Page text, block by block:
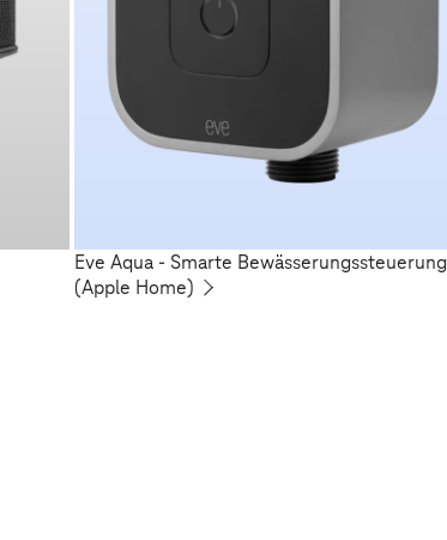
Eve Aqua - Smarte Bewässerungssteuerung
(Apple Home)